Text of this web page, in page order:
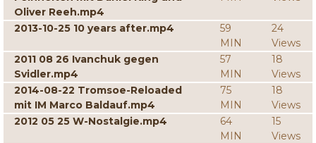
Oliver Reeh.mp4
2013-10-25 10 years after.mp4
59
MIN
24
Views
2011 08 26 Ivanchuk gegen
Svidler.mp4
57
MIN
18
Views
2014-08-22 Tromsoe-Reloaded
mit IM Marco Baldauf.mp4
75
MIN
18
Views
2012 05 25 W-Nostalgie.mp4
64
MIN
15
Views